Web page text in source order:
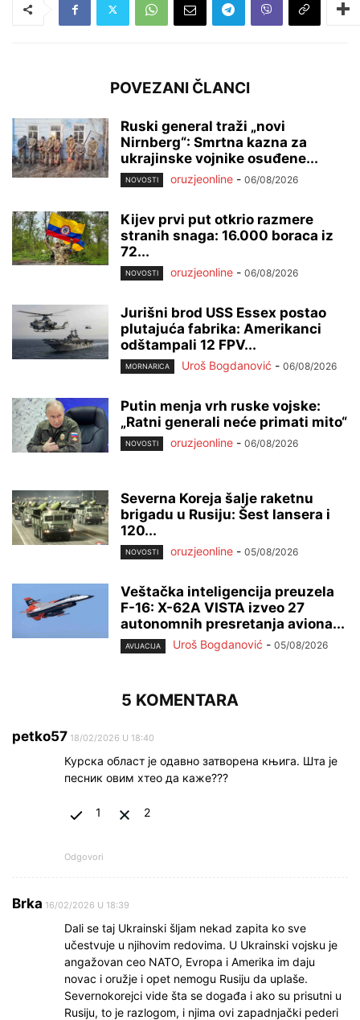
POVEZANI ČLANCI
Ruski general traži „novi
Nirnberg“: Smrtna kazna za
ukrajinske vojnike osuđene...
NOVOSTI oruzjeonline - 06/08/2026
Kijev prvi put otkrio razmere
stranih snaga: 16.000 boraca iz
72...
NOVOSTI oruzjeonline - 06/08/2026
Jurišni brod USS Essex postao
plutajuća fabrika: Amerikanci
odštampali 12 FPV...
MORNARICA Uroš Bogdanović - 06/08/2026
Putin menja vrh ruske vojske:
„Ratni generali neće primati mito“
NOVOSTI oruzjeonline - 06/08/2026
Severna Koreja šalje raketnu
brigadu u Rusiju: Šest lansera i
120...
NOVOSTI oruzjeonline - 05/08/2026
Veštačka inteligencija preuzela
F-16: X-62A VISTA izveo 27
autonomnih presretanja aviona...
AVIJACIJA Uroš Bogdanović - 05/08/2026
5 KOMENTARA
petko57 18/02/2026 U 18:40
Курска област је одавно затворена књига. Шта је
песник овим хтео да каже???
1 2
Odgovori
Brka 16/02/2026 U 18:39
Dali se taj Ukrainski šljam nekad zapita ko sve
učestvuje u njihovim redovima. U Ukrainski vojsku je
angažovan ceo NATO, Evropa i Amerika im daju
novac i oružje i opet nemogu Rusiju da uplaše.
Severnokorejci vide šta se događa i ako su prisutni u
Rusiju, to je razlogom, i njima ovi zapadnjački pederi